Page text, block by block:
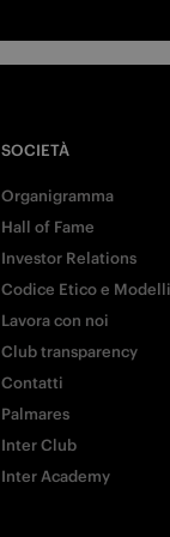
SOCIETÀ
Organigramma
Hall of Fame
Investor Relations
Codice Etico e
Lavora con noi
Club transparency
Contatti
Palmares
Inter Club
Inter Academy